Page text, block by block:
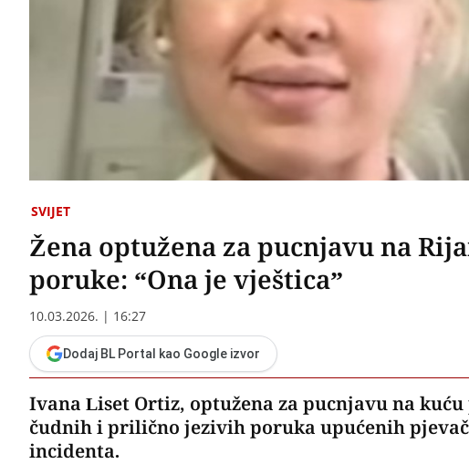
SVIJET
Žena optužena za pucnjavu na
poruke: “Ona je vještica”
10.03.2026. | 16:27
Dodaj BL Portal kao Google izvor
Ivana Liset Ortiz, optužena za pucnjavu na
čudnih i prilično jezivih poruka upućenih
incidenta.